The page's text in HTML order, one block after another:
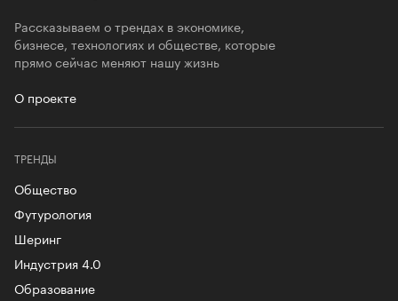
Рассказываем о трендах в экономике,
бизнесе, технологиях и обществе, которые
прямо сейчас меняют нашу жизнь
О проекте
ТРЕНДЫ
Общество
Футурология
Шеринг
Индустрия 4.0
Образование